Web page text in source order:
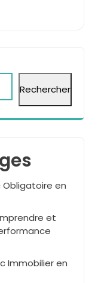
Rechercher
Obligatoire en
et
Immobilier en